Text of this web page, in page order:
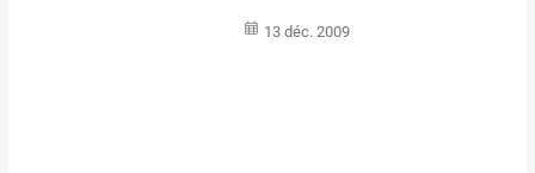
13 déc. 2009